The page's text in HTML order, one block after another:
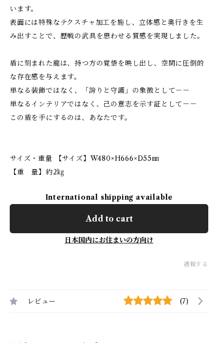
います。
表面には特殊なテクスチャ加工を施し、立体感と奥行きを生
み出すことで、歴戦の武具を思わせる質感を実現しました。
盾に刻まれた龍は、持つ方の覚悟を映し出し、空間に圧倒的
な存在感を与えます。
単なる装飾ではなく、「誇りと守護」の象徴として－－
単なるインテリアではなく、己の意志を示す証として－－
この盾を手にするのは、あなたです。
サイズ・重量 【サイズ】W480×H666×D55㎜
【重 量】約2㎏
International shipping available
Add to cart
日本国内にお住まいの方向け
通報する
レビュー (7)